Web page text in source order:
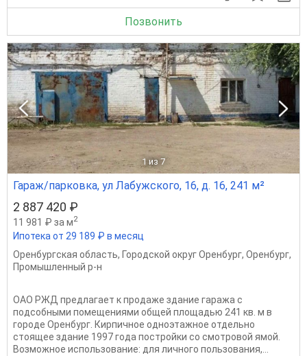
Позвонить
1 из 7
Гараж/парковка, ул Лабужского, 16, д. 16, 241 м²
2 887 420 ₽
11 981 ₽ за м2
Ипотека от 29 189 ₽ в месяц
Оренбургская область, Городской округ Оренбург, Оренбург,
Промышленный р-н
ОАО РЖД предлагает к продаже здание гаража с
подсобными помещениями общей площадью 241 кв. м в
городе Оренбург. Кирпичное одноэтажное отдельно
стоящее здание 1997 года постройки со смотровой ямой.
Возможное использование: для личного пользования,...